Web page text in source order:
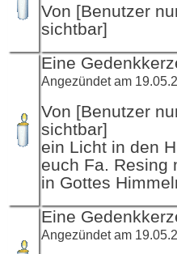
Von [Benutzer
sichtbar]
Eine
Angezündet am
Von [Benutzer
sichtbar]
ein Licht in den
euch Fa. Resing
in Gottes
Eine
Angezündet am